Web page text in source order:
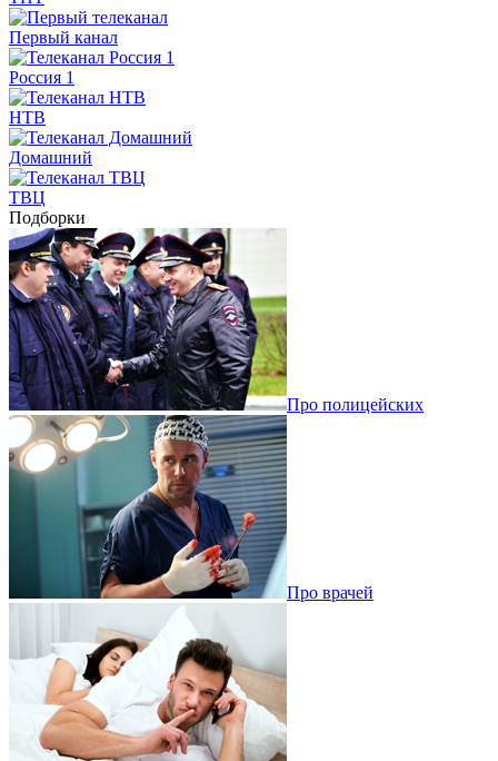
Первый канал
Россия 1
НТВ
Домашний
ТВЦ
Подборки
Про полицейских
Про врачей